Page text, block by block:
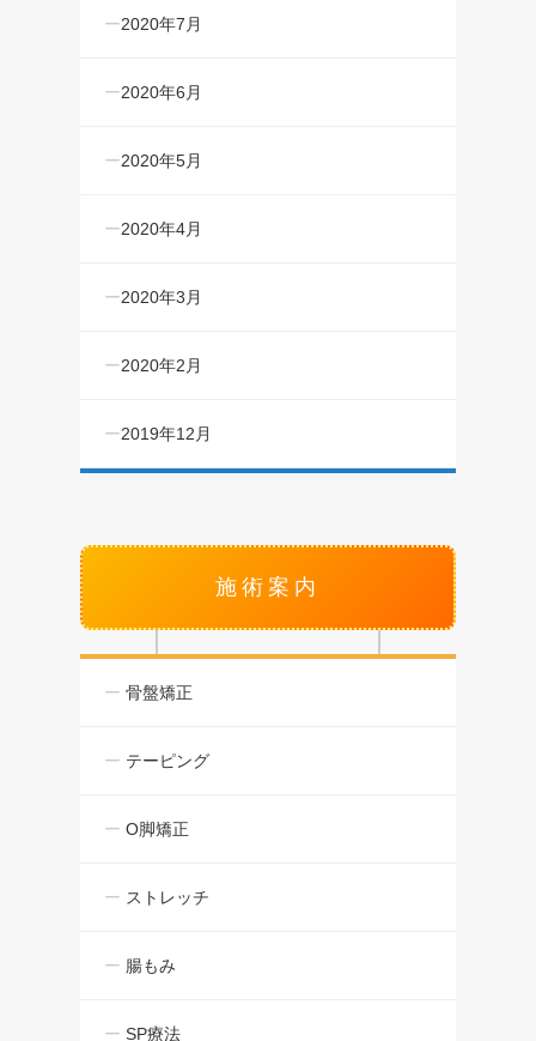
2020年7月
2020年6月
2020年5月
2020年4月
2020年3月
2020年2月
2019年12月
施術案内
骨盤矯正
テーピング
O脚矯正
ストレッチ
腸もみ
SP療法